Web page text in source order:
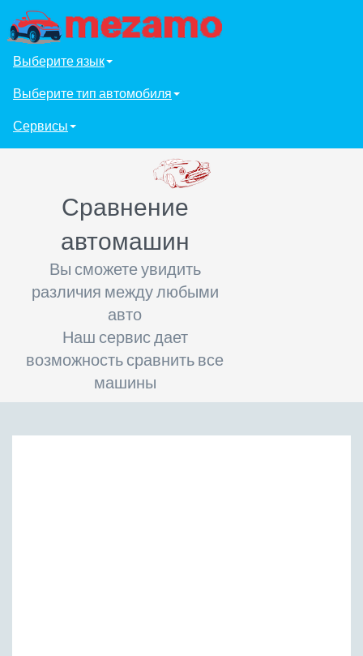
Выберите язык
Выберите тип автомобиля
Сервисы
Сравнение
автомашин
Вы сможете увидить
различия между любыми
авто
Наш сервис дает
возможность сравнить все
машины